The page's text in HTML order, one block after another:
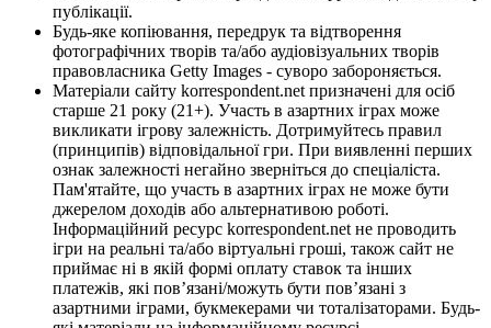
публікації.
Будь-яке копіювання, передрук та відтворення
фотографічних творів та/або аудіовізуальних творів
правовласника Getty Images - суворо забороняється.
Матеріали сайту korrespondent.net призначені для осіб
старше 21 року (21+). Участь в азартних іграх може
викликати ігрову залежність. Дотримуйтесь правил
(принципів) відповідальної гри. При виявленні перших
ознак залежності негайно зверніться до спеціаліста.
Пам'ятайте, що участь в азартних іграх не може бути
джерелом доходів або альтернативою роботі.
Інформаційний ресурс korrespondent.net не проводить
ігри на реальні та/або віртуальні гроші, також сайт не
приймає ні в якій формі оплату ставок та інших
платежів, які пов’язані/можуть бути пов’язані з
азартними іграми, букмекерами чи тоталізаторами. Будь-